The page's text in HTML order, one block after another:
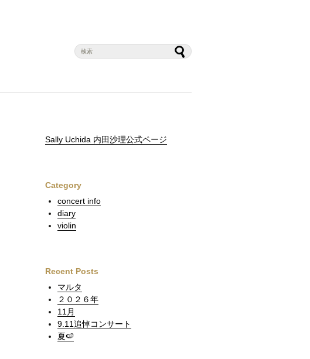
Sally Uchida 内田沙理公式ページ
Category
concert info
diary
violin
Recent Posts
マルタ
２０２６年
11月
9.11追悼コンサート
夏🍉